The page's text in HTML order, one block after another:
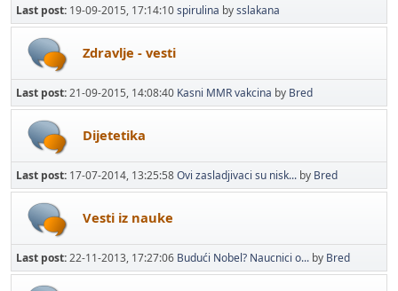
Last post: 19-09-2015, 17:14:10spirulina bysslakana
Zdravlje - vesti
Last post:21-09-2015, 14:08:40 Kasni MMR vakcina by Bred
Dijetetika
Last post: 17-07-2014, 13:25:58Ovi zasladjivaci su nisk... by Bred
Vesti iz nauke
Last post:22-11-2013, 17:27:06 Budući Nobel? Naucnici o... by Bred